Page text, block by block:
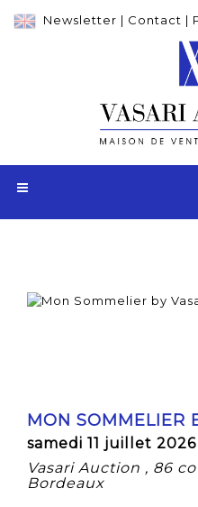
Newsletter | Contact |
MON SOMMELIER
samedi 11 juillet 2026
Vasari Auction , 86
Bordeaux